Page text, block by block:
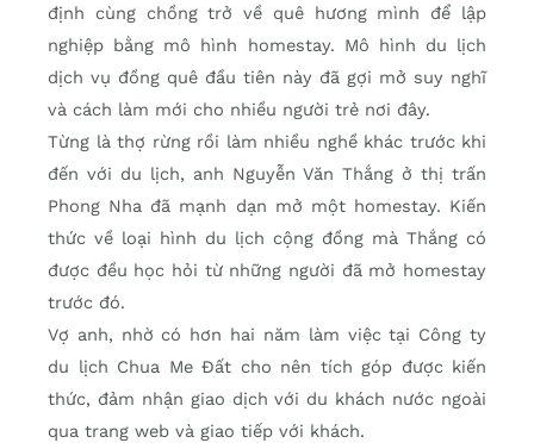
định cùng chồng trở về quê hương mình để lập
nghiệp bằng mô hình homestay. Mô hình du lịch
dịch vụ đồng quê đầu tiên này đã gợi mở suy nghĩ
và cách làm mới cho nhiều người trẻ nơi đây.
Từng là thợ rừng rồi làm nhiều nghề khác trước khi
đến với du lịch, anh Nguyễn Văn Thắng ở thị trấn
Phong Nha đã mạnh dạn mở một homestay. Kiến
thức về loại hình du lịch cộng đồng mà Thắng có
được đều học hỏi từ những người đã mở homestay
trước đó.
Vợ anh, nhờ có hơn hai năm làm việc tại Công ty
du lịch Chua Me Đất cho nên tích góp được kiến
thức, đảm nhận giao dịch với du khách nước ngoài
qua trang web và giao tiếp với khách.